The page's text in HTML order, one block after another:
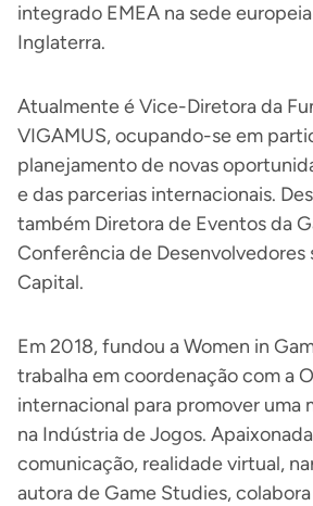
integrado EMEA na sede
Inglaterra.
Atualmente é Vice-Diretora da
VIGAMUS, ocupando-se em
planejamento de novas
e das parcerias internacionais.
também Diretora de Eventos da
Conferência de Desenvolvedores
Capital.
Em 2018, fundou a Women in
trabalha em coordenação com a
internacional para promover uma
na Indústria de Jogos.
comunicação, realidade virtual,
autora de Game Studies,